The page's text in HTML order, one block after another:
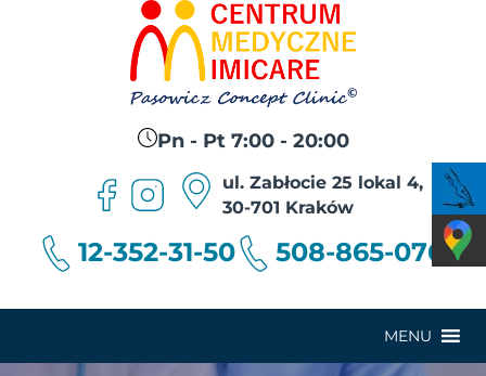
Pn - Pt 7:00 - 20:00
ul. Zabłocie 25 lokal 4,
30-701 Kraków
12-352-31-50 508-865-076
MENU